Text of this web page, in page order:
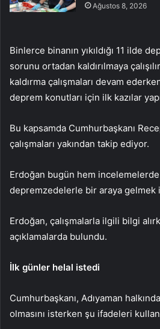
Ağustos 8, 2026
Binlerce binanın yıkıldığı 11 ilde
sorunu ortadan kaldırılmaya
kaldırma çalışmaları devam
deprem konutları için ilk kazılar
Bu kapsamda Cumhurbaşkanı
çalışmaları yakından takip ediyor.
Erdoğan bugün hem
depremzedelerle bir araya gelmek
Erdoğan, çalışmalarla ilgili bilgi
açıklamalarda bulundu.
İlk günler helal istedi
Cumhurbaşkanı, Adıyaman
olmasını isterken şu ifadeleri